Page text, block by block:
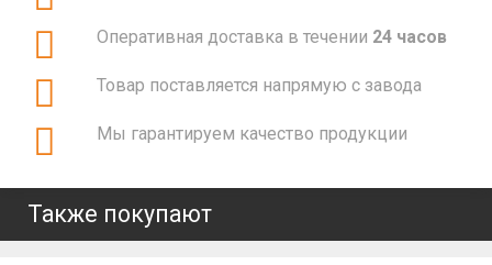
Оперативная доставка в течении 24 часов
Товар поставляется напрямую с завода
Мы гарантируем качество продукции
Также покупают